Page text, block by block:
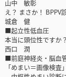
山中 敏彰
え？ まさか！ BPPV
城倉 健
■起立性低血圧
本当に頭位性ですか？
西口 潤
■前庭神経炎・脳血
「めまい＝画像検査